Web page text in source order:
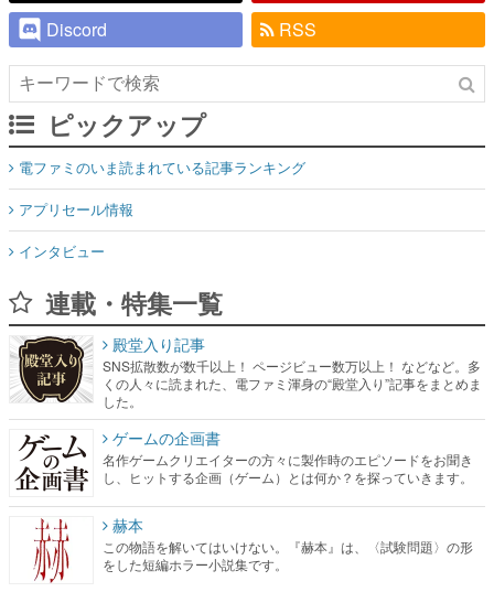
Discord
RSS
ピックアップ
電ファミのいま読まれている記事ランキング
アプリセール情報
インタビュー
連載・特集一覧
殿堂入り記事
SNS拡散数が数千以上！ ページビュー数万以上！ などなど。多
くの人々に読まれた、電ファミ渾身の“殿堂入り”記事をまとめま
した。
ゲームの企画書
名作ゲームクリエイターの方々に製作時のエピソードをお聞き
し、ヒットする企画（ゲーム）とは何か？を探っていきます。
赫本
この物語を解いてはいけない。『赫本』は、〈試験問題〉の形
をした短編ホラー小説集です。